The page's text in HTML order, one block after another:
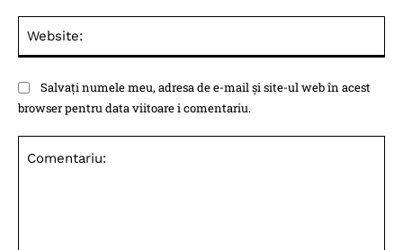
Salvați numele meu, adresa de e-mail și site-ul web în acest
browser pentru data viitoare i comentariu.